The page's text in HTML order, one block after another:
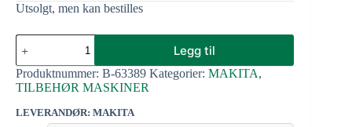
Utsolgt, men kan bestilles
Legg til
Produktnummer: B-63389 Kategorier: MAKITA,
TILBEHØR MASKINER
LEVERANDØR: MAKITA